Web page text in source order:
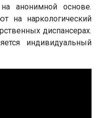
анонимной основе.
на наркологический
диспансерах.
индивидуальный